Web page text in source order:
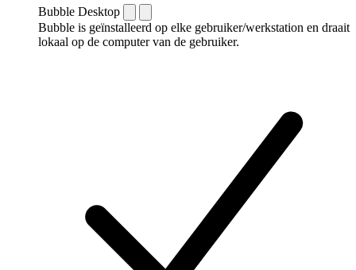
Bubble Desktop
Bubble is geïnstalleerd op elke gebruiker/werkstation en draait
lokaal op de computer van de gebruiker.